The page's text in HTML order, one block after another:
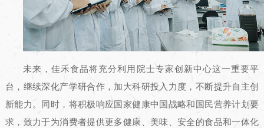
未来，佳禾食品将充分利用院士专家创新中心这一重要平
台，继续深化产学研合作，加大科研投入力度，不断提升自主创
新能力。同时，将积极响应国家健康中国战略和国民营养计划要
求，致力于为消费者提供更多健康、美味、安全的食品和一体化